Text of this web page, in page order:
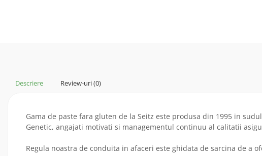
Descriere Review-uri(0)
Gama de paste fara gluten de la Seitz este produsa din 1995 in
Genetic, angajati motivati si managementul continuu al calitatii
Regula noastra de conduita in afaceri este ghidata de sarcina de a